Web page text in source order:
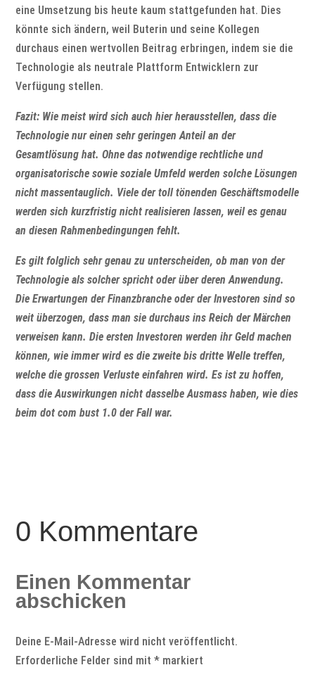
eine Umsetzung bis heute kaum stattgefunden hat. Dies
könnte sich ändern, weil Buterin und seine Kollegen
durchaus einen wertvollen Beitrag erbringen, indem sie die
Technologie als neutrale Plattform Entwicklern zur
Verfügung stellen.
Fazit: Wie meist wird sich auch hier herausstellen, dass die
Technologie nur einen sehr geringen Anteil an der
Gesamtlösung hat. Ohne das notwendige rechtliche und
organisatorische sowie soziale Umfeld werden solche Lösungen
nicht massentauglich. Viele der toll tönenden Geschäftsmodelle
werden sich kurzfristig nicht realisieren lassen, weil es genau
an diesen Rahmenbedingungen fehlt.
Es gilt folglich sehr genau zu unterscheiden, ob man von der
Technologie als solcher spricht oder über deren Anwendung.
Die Erwartungen der Finanzbranche oder der Investoren sind so
weit überzogen, dass man sie durchaus ins Reich der Märchen
verweisen kann. Die ersten Investoren werden ihr Geld machen
können, wie immer wird es die zweite bis dritte Welle treffen,
welche die grossen Verluste einfahren wird. Es ist zu hoffen,
dass die Auswirkungen nicht dasselbe Ausmass haben, wie dies
beim dot com bust 1.0 der Fall war.
0 Kommentare
Einen Kommentar
abschicken
Deine E-Mail-Adresse wird nicht veröffentlicht.
Erforderliche Felder sind mit* markiert